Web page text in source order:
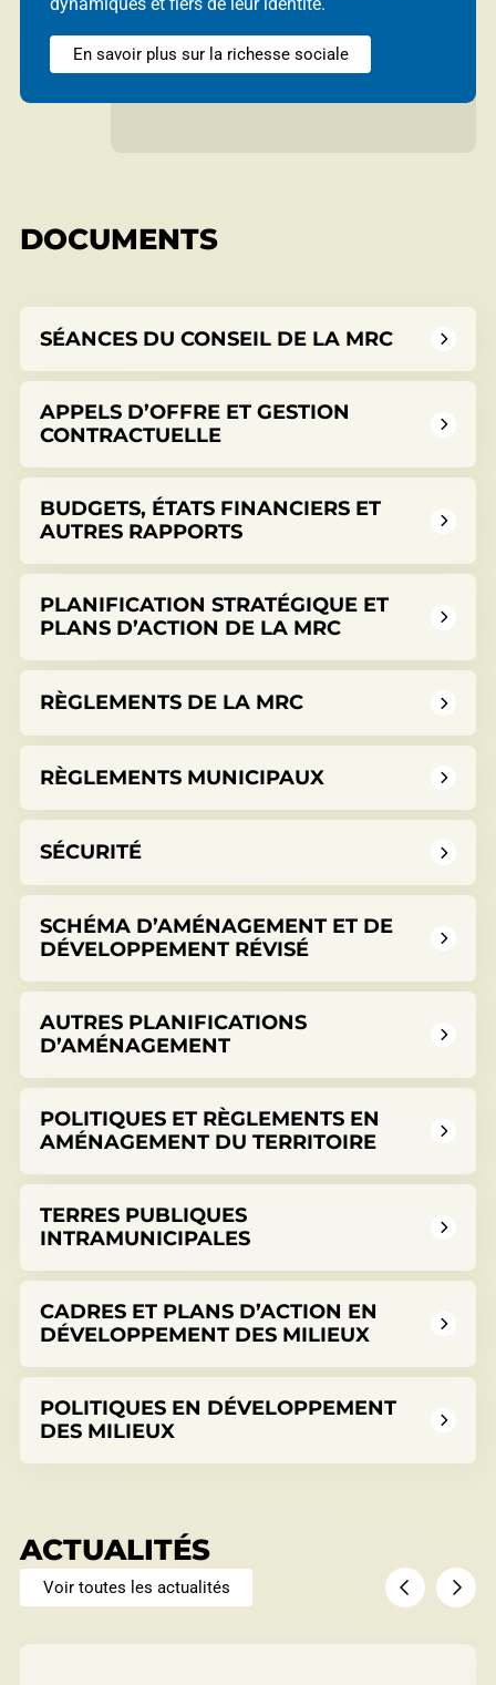
En savoir plus sur la richesse sociale
DOCUMENTS
SÉANCES DU CONSEIL DE LA MRC
APPELS D’OFFRE ET GESTION
CONTRACTUELLE
BUDGETS, ÉTATS FINANCIERS ET
AUTRES RAPPORTS
PLANIFICATION STRATÉGIQUE ET
PLANS D’ACTION DE LA MRC
RÈGLEMENTS DE LA MRC
RÈGLEMENTS MUNICIPAUX
SÉCURITÉ
SCHÉMA D’AMÉNAGEMENT ET DE
DÉVELOPPEMENT RÉVISÉ
AUTRES PLANIFICATIONS
D’AMÉNAGEMENT
POLITIQUES ET RÈGLEMENTS EN
AMÉNAGEMENT DU TERRITOIRE
TERRES PUBLIQUES
INTRAMUNICIPALES
CADRES ET PLANS D’ACTION EN
DÉVELOPPEMENT DES MILIEUX
POLITIQUES EN DÉVELOPPEMENT
DES MILIEUX
ACTUALITÉS
Voir toutes les actualités